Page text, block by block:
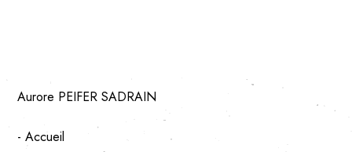
Aurore PEIFER SADRAIN
- Accueil